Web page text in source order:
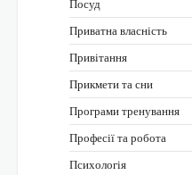
Посуд
Приватна власність
Привітання
Прикмети та сни
Програми тренування
Професії та робота
Психологія